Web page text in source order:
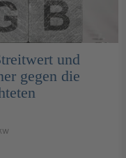
und
gegen die